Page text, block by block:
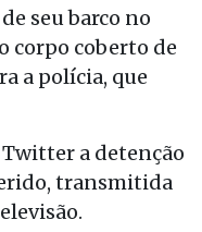
seu barco no
corpo coberto de
a polícia, que
a detenção
transmitida